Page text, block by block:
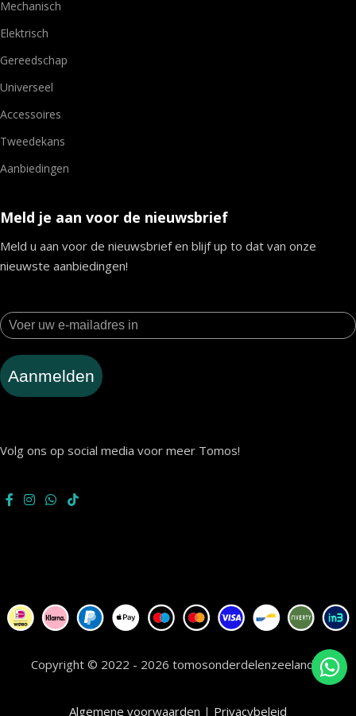
Mechanisch
Elektrisch
Gereedschap
Universeel
Accessoires
Tweedekans
Aanbiedingen
Meld je aan voor de nieuwsbrief
Meld u aan voor de nieuwsbrief en blijf up to dat van onze
nieuwste aanbiedingen!
Aanmelden
Volg ons op social media voor meer Tomos!
Copyright © 2022 - 2026 tomosonderdelenzeeland.nl
Algemene voorwaarden | Privacybeleid